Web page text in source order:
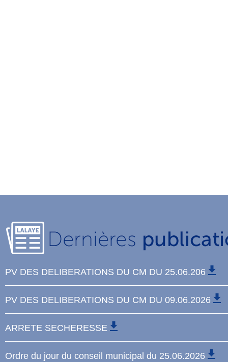
PV DES DELIBERATIONS DU CM DU 25.06.206
PV DES DELIBERATIONS DU CM DU 09.06.2026
ARRETE SECHERESSE
Ordre du jour du conseil municipal du 25.06.2026